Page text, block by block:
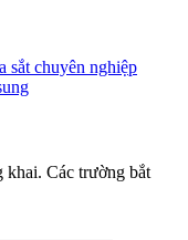
sắt chuyên nghiệp
khai. Các trường bắt